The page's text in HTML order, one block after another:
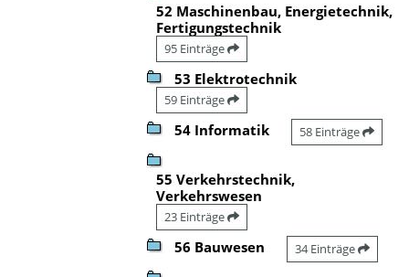
52 Maschinenbau, Energietechnik,
Fertigungstechnik
95 Einträge
53 Elektrotechnik
59 Einträge
54 Informatik 58 Einträge
55 Verkehrstechnik,
Verkehrswesen
23 Einträge
56 Bauwesen 34 Einträge